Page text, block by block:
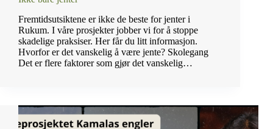
Fremtidsutsiktene er ikke de beste for jenter i
Rukum. I våre prosjekter jobber vi for å stoppe
skadelige praksiser. Her får du litt informasjon.
Hvorfor er det vanskelig å være jente? Skolegang
Det er flere faktorer som gjør det vanskelig…